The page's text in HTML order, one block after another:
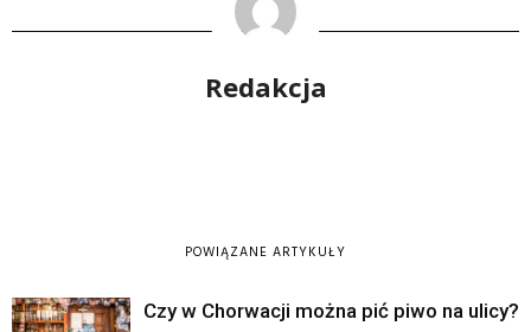
Redakcja
POWIĄZANE ARTYKUŁY
Czy w Chorwacji można pić piwo na ulicy?